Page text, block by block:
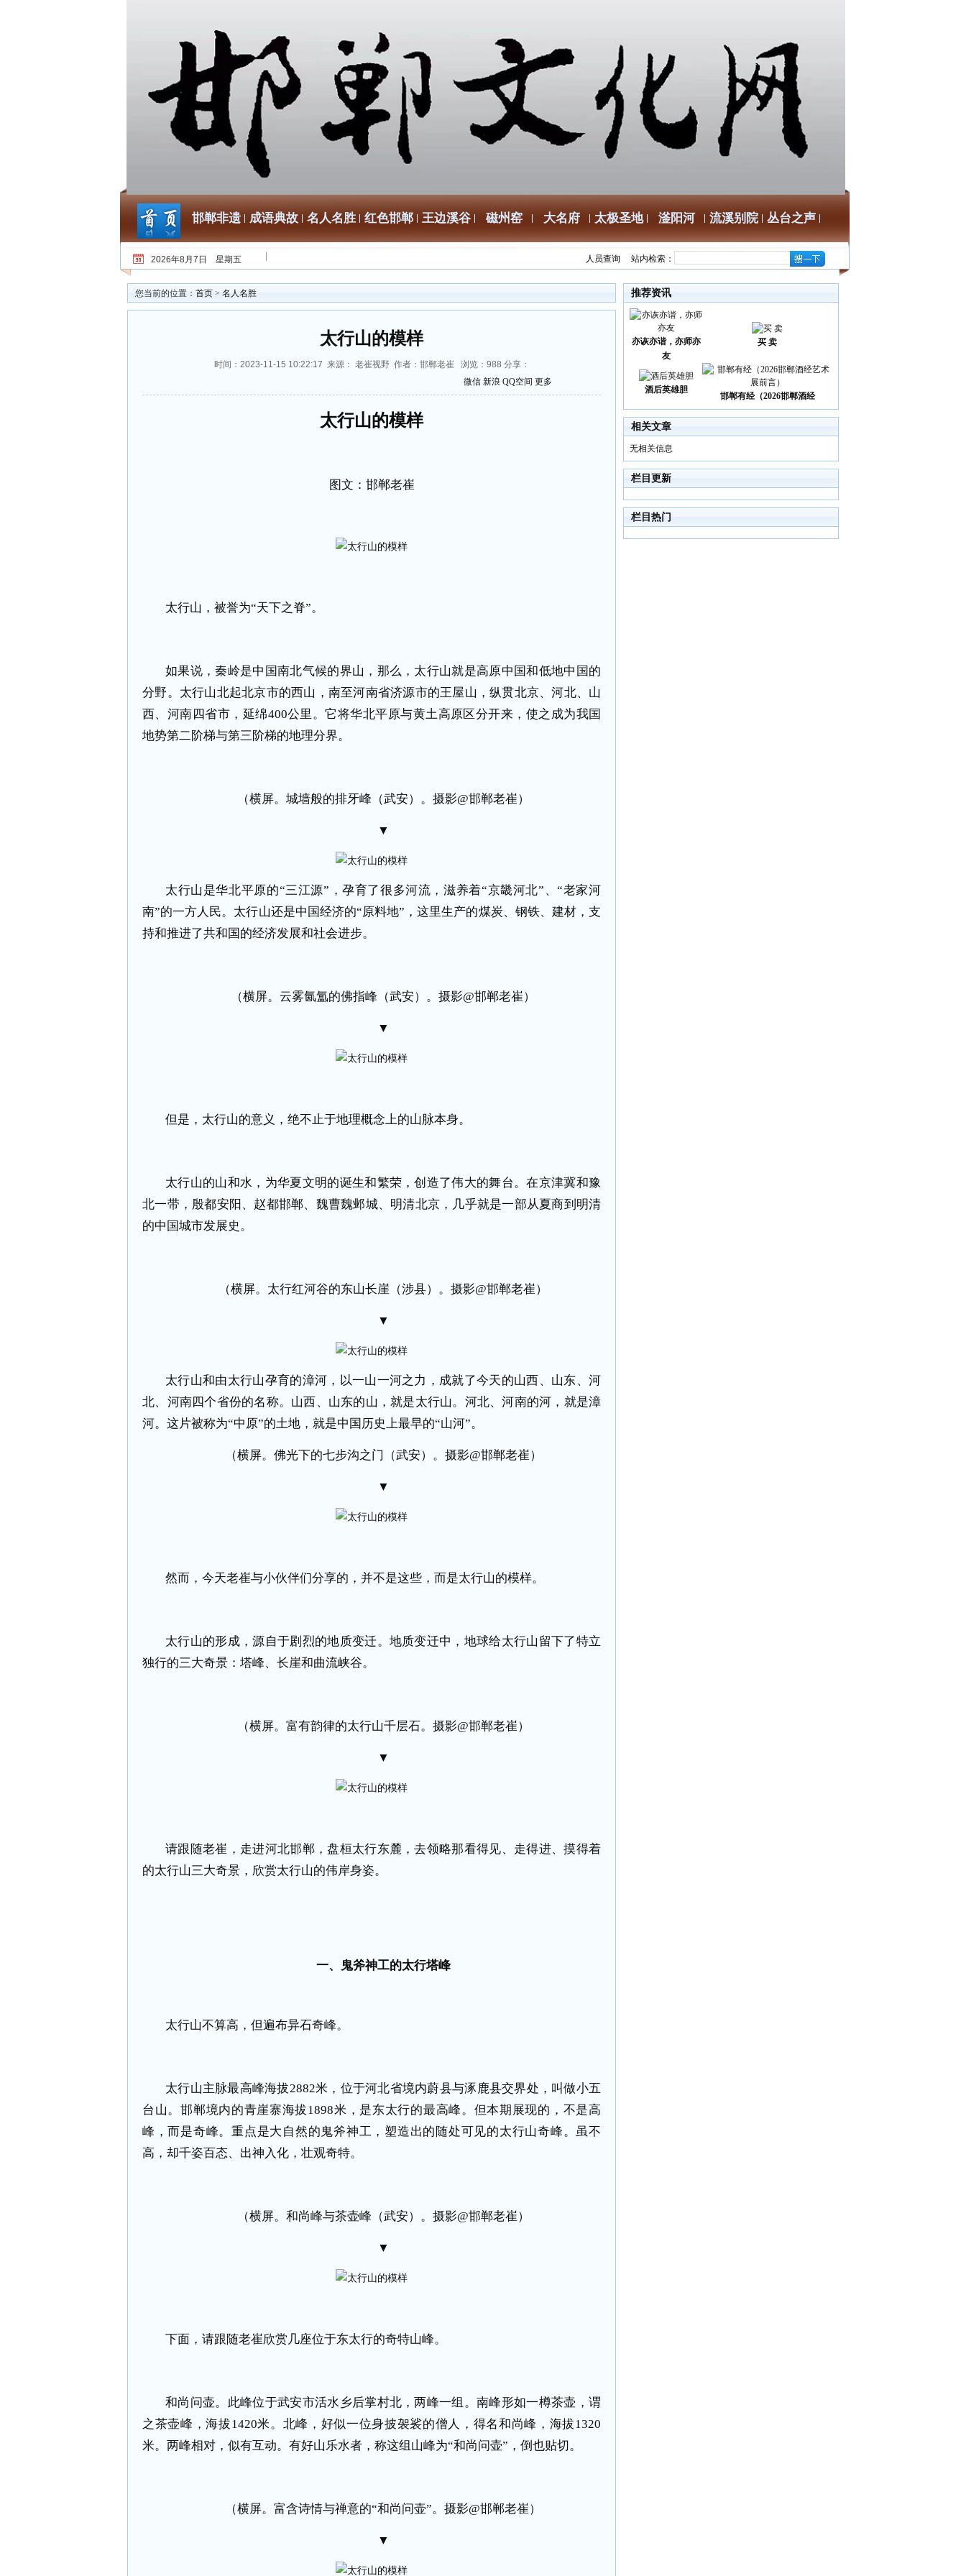
邯郸非遗 成语典故 名人名胜 红色邯郸 王边溪谷 磁州窑 大名府 太极圣地 滏阳河 流溪别院 丛台之声
2026年8月7日 星期五 人员查询 站内检索：
您当前的位置： 首页 > 名人名胜
太行山的模样
时间：2023-11-15 10:22:17 来源： 老崔视野 作者：邯郸老崔 浏览： 988 分享：
微信 新浪 QQ空间 更多
太行山的模样
图文：邯郸老崔
太行山，被誉为“天下之脊”。
如果说，秦岭是中国南北气候的界山，那么，太行山就是高原中国和低地中国的
分野。太行山北起北京市的西山，南至河南省济源市的王屋山，纵贯北京、河北、山
西、河南四省市，延绵400公里。它将华北平原与黄土高原区分开来，使之成为我国
地势第二阶梯与第三阶梯的地理分界。
（横屏。城墙般的排牙峰（武安）。摄影@邯郸老崔）
▼
太行山是华北平原的“三江源”，孕育了很多河流，滋养着“京畿河北”、“老家河
南”的一方人民。太行山还是中国经济的“原料地”，这里生产的煤炭、钢铁、建材，支
持和推进了共和国的经济发展和社会进步。
（横屏。云雾氤氲的佛指峰（武安）。摄影@邯郸老崔）
▼
但是，太行山的意义，绝不止于地理概念上的山脉本身。
太行山的山和水，为华夏文明的诞生和繁荣，创造了伟大的舞台。在京津冀和豫
北一带，殷都安阳、赵都邯郸、魏曹魏邺城、明清北京，几乎就是一部从夏商到明清
的中国城市发展史。
（横屏。太行红河谷的东山长崖（涉县）。摄影@邯郸老崔）
▼
太行山和由太行山孕育的漳河，以一山一河之力，成就了今天的山西、山东、河
北、河南四个省份的名称。山西、山东的山，就是太行山。河北、河南的河，就是漳
河。这片被称为“中原”的土地，就是中国历史上最早的“山河”。
（横屏。佛光下的七步沟之门（武安）。摄影@邯郸老崔）
▼
然而，今天老崔与小伙伴们分享的，并不是这些，而是太行山的模样。
太行山的形成，源自于剧烈的地质变迁。地质变迁中，地球给太行山留下了特立
独行的三大奇景：塔峰、长崖和曲流峡谷。
（横屏。富有韵律的太行山千层石。摄影@邯郸老崔）
▼
请跟随老崔，走进河北邯郸，盘桓太行东麓，去领略那看得见、走得进、摸得着
的太行山三大奇景，欣赏太行山的伟岸身姿。
一、鬼斧神工的太行塔峰
太行山不算高，但遍布异石奇峰。
太行山主脉最高峰海拔2882米，位于河北省境内蔚县与涿鹿县交界处，叫做小五
台山。邯郸境内的青崖寨海拔1898米，是东太行的最高峰。但本期展现的，不是高
峰，而是奇峰。重点是大自然的鬼斧神工，塑造出的随处可见的太行山奇峰。虽不
高，却千姿百态、出神入化，壮观奇特。
（横屏。和尚峰与茶壶峰（武安）。摄影@邯郸老崔）
▼
下面，请跟随老崔欣赏几座位于东太行的奇特山峰。
和尚问壶。此峰位于武安市活水乡后掌村北，两峰一组。南峰形如一樽茶壶，谓
之茶壶峰，海拔1420米。北峰，好似一位身披袈裟的僧人，得名和尚峰，海拔1320
米。两峰相对，似有互动。有好山乐水者，称这组山峰为“和尚问壶”，倒也贴切。
（横屏。富含诗情与禅意的“和尚问壶”。摄影@邯郸老崔）
▼
推荐资讯
亦诙亦谐，亦师亦
友
买 卖
酒后英雄胆
邯郸有经（2026邯郸酒经
相关文章
无相关信息
栏目更新
栏目热门